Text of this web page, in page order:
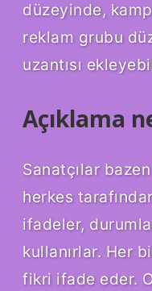
düzeyinde,
reklam grubu
uzantısı
Açıklama
Sanatçılar
herkes
ifadeler,
kullanırlar. Her
fikri ifade eder.